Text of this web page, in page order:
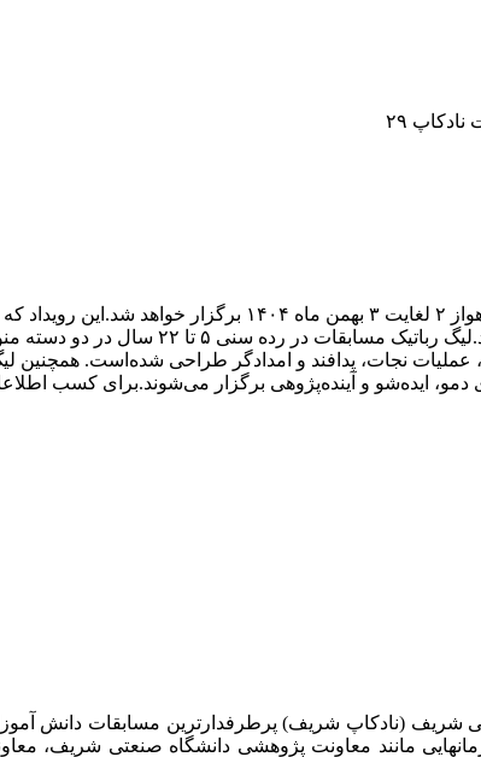
۲۹
شد.
این رویداد
لیگ رباتیک مسابقات در رده
عملیات نجات،‌ پدافند و امدادگر طراحی شده‌است. همچنین
دمو، ایده‌شو و آینده‌پژوهی برگزار می‌شوند.برای کسب
شریف (نادکاپ شریف) پرطرفدارترین مسابقات دانش
مانند معاونت پژوهشی دانشگاه صنعتی شریف،